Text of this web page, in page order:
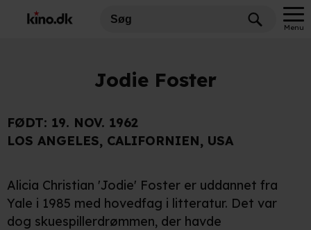
Menu
Jodie Foster
FØDT: 19. NOV. 1962
LOS ANGELES, CALIFORNIEN, USA
Alicia Christian 'Jodie' Foster er uddannet fra
Yale i 1985 med hovedfag i litteratur. Det var
dog skuespillerdrømmen, der havde